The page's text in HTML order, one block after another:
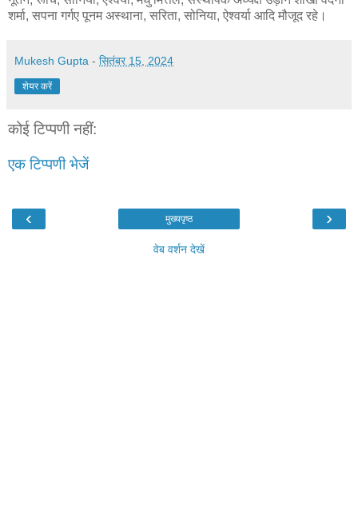
शर्मा, सपना गर्गए पूनम अस्थाना, सरिता, सोनिया, ऐश्वर्या आदि मौजूद रहे।
Mukesh Gupta - सितंबर 15, 2024
शेयर करें
कोई टिप्पणी नहीं:
एक टिप्पणी भेजें
‹ ›
मुख्यपृष्ठ
वेब वर्शन देखें